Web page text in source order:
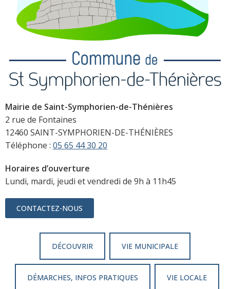
Mairie de Saint-Symphorien-de-Thénières
2 rue de Fontaines
12460 SAINT-SYMPHORIEN-DE-THÉNIÈRES
Téléphone : 05 65 44 30 20
Horaires d’ouverture
Lundi, mardi, jeudi et vendredi de 9h à 11h45
CONTACTEZ-NOUS
DÉCOUVRIR VIE MUNICIPALE
DÉMARCHES, INFOS PRATIQUES VIE LOCALE